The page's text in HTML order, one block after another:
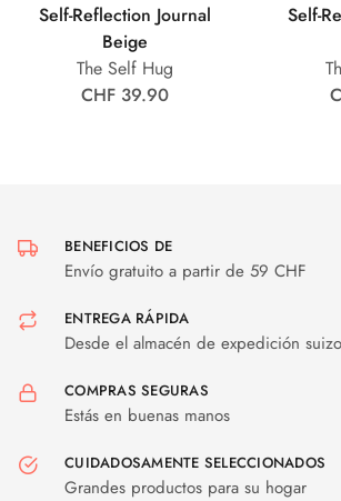
Self-Reflection Journal
Beige
The Self Hug
CHF 39.90
Self-
BENEFICIOS DE
Envío gratuito a partir de 59 CHF
ENTREGA RÁPIDA
Desde el almacén de expedición suizo
COMPRAS SEGURAS
Estás en buenas manos
CUIDADOSAMENTE SELECCIONADOS
Grandes productos para su hogar